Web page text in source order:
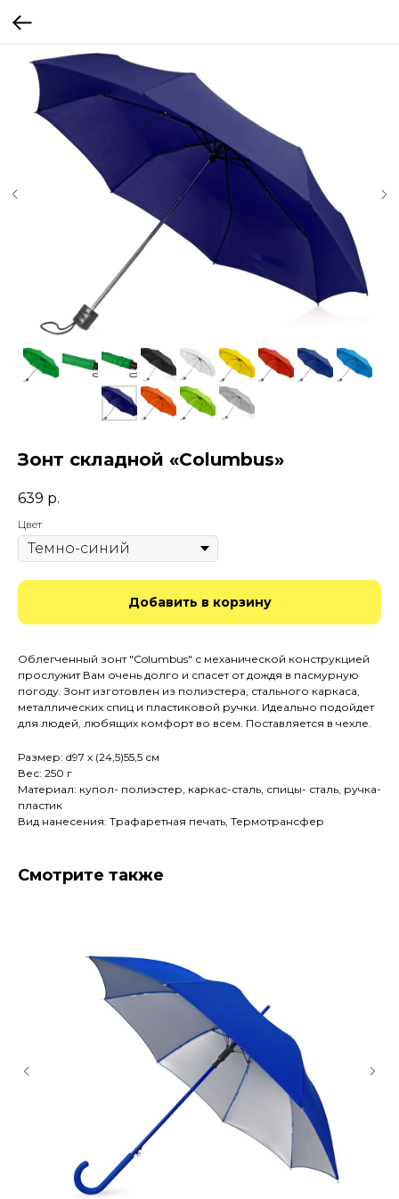
Зонт складной «Columbus»
639 р.
Цвет
Добавить в корзину
Облегченный зонт "Columbus" с механической конструкцией
прослужит Вам очень долго и спасет от дождя в пасмурную
погоду. Зонт изготовлен из полиэстера, стального каркаса,
металлических спиц и пластиковой ручки. Идеально подойдет
для людей, любящих комфорт во всем. Поставляется в чехле.
Размер: d97 х (24,5)55,5 см
Вес: 250 г
Материал: купол- полиэстер, каркас-сталь, спицы- сталь, ручка-
пластик
Вид нанесения: Трафаретная печать, Термотрансфер
Смотрите также